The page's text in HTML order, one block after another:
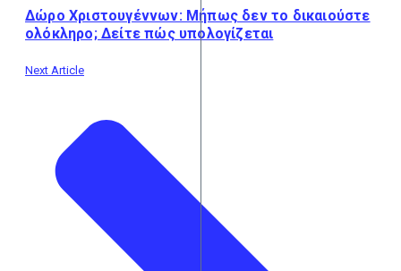
Δώρο Χριστουγέννων: Μήπως δεν το δικαιούστε
ολόκληρο; Δείτε πώς υπολογίζεται
Next Article